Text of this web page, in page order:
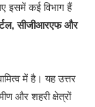
इसमें कई विभाग हैं
सीजीआरएफ और
में है। यह उत्तर
और शहरी क्षेत्रों